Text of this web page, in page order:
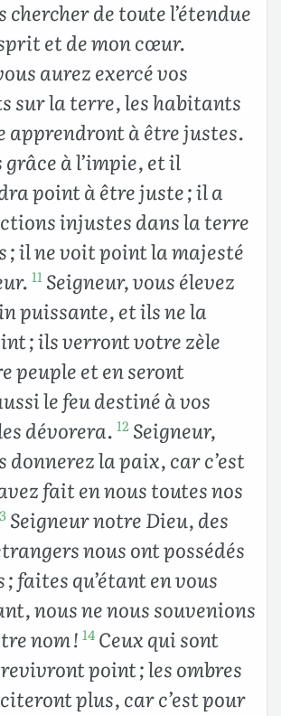
chercher de toute l’étendue
et de mon cœur.
aurez exercé vos
sur la terre, les habitants
apprendront à être justes.
à l’impie, et il
point à être juste ; il a
injustes dans la terre
; il ne voit point la majesté
11 Seigneur, vous élevez
puissante, et ils ne la
; ils verront votre zèle
peuple et en seront
le feu destiné à vos
dévorera. 12Seigneur,
donnerez la paix, car c’est
fait en nous toutes nos
Seigneur notre Dieu, des
nous ont possédés
; faites qu’étant en vous
nous ne nous souvenions
nom ! 14Ceux qui sont
point ; les ombres
plus, car c’est pour